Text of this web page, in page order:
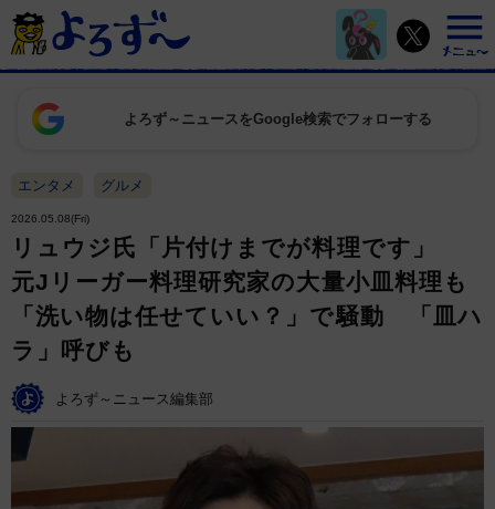
よろず～ニュースをGoogle検索でフォローする
エンタメ グルメ
2026.05.08(Fri)
リュウジ氏「片付けまでが料理です」
元Jリーガー料理研究家の大量小皿料理も
「洗い物は任せていい？」で騒動 「皿ハ
ラ」呼びも
よろず～ニュース編集部